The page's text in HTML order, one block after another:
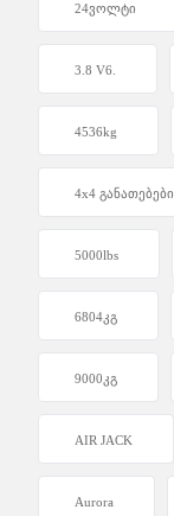
24ვოლტი
3.8 V6.
4536kg
4x4 განათებები
5000lbs
6804კგ
9000კგ
AIR JACK
Aurora